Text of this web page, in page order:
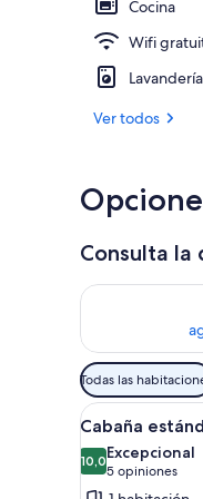
Cocina
Wifi
Lavandería
Ver todos
Consulta la
Consulta la
Filtros
disponibles
para
las
habitaciones
Todas las
Ver
todas
las
fotos
4
Cabaña
10,010,0 de 10
Excepcional
5 opiniones
(5